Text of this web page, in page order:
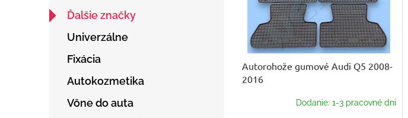
Ďalšie značky
Univerzálne
Fixácia
Autokozmetika
Vône do auta
oAutorohože gumové Audi Q5 2008-
2016
Dodanie: 1-3 pracovné dni